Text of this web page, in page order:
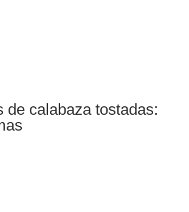
de calabaza tostadas: